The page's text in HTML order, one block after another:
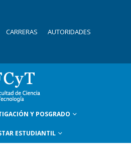
CARRERAS AUTORIDADES
Y POSGRADO
ESTUDIANTIL